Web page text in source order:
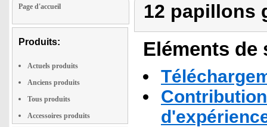
Page d'accueil
Produits:
Actuels produits
Anciens produits
Tous produits
Accessoires produits
12 papillons
Eléments